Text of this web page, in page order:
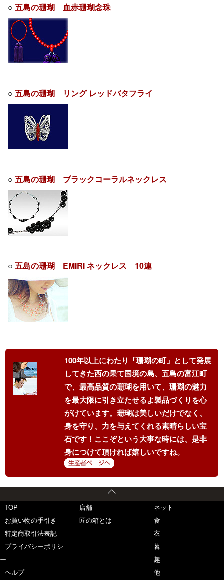
○ 五島の珊瑚 血赤珊瑚念珠
○ 五島の珊瑚 リング レッドバタフライ
○ 五島の珊瑚 ブラックコーラルネックレス
○ 五島の珊瑚 EMIRI ネックレス 10連
100年以上にわたり「珊瑚の町」として発展
してきた西の果て国境の島、五島の富江町
で、最高品質の珊瑚を用いて、珊瑚の魅力
を最大限に引き立たせるよ製品づくりを心
がけています。珊瑚は美しいだけでなく、
身を守り、力を与えてくれる素晴らしい宝
石です！ここぞという大事な時には、是非
身につけて頂ければ嬉しいですね。
TOP
お買い物の手引き
特定商取引法表記
プライバシーポリシ
ー
ヘルプ
店舗
匠の箱とは
ネット
食
衣
暮
趣
他